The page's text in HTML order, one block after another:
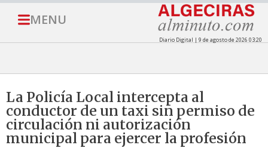
MENU
Diario Digital | 9 de agosto de 2026 03:20
La Policía Local intercepta al
conductor de un taxi sin permiso de
circulación ni autorización
municipal para ejercer la profesión